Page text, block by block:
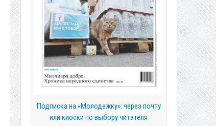
Подписка на «Молодежку»: через почту
или киоски по выбору читателя